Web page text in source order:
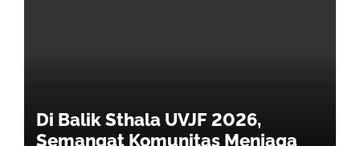
Di Balik Sthala UVJF 2026,
Semangat Komunitas Menjaga